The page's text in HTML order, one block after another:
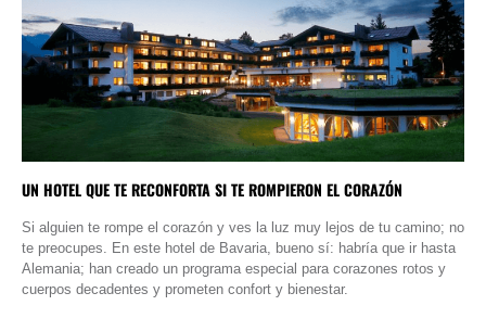
UN HOTEL QUE TE RECONFORTA SI TE ROMPIERON EL CORAZÓN
Si alguien te rompe el corazón y ves la luz muy lejos de tu camino; no
te preocupes. En este hotel de Bavaria, bueno sí: habría que ir hasta
Alemania; han creado un programa especial para corazones rotos y
cuerpos decadentes y prometen confort y bienestar.